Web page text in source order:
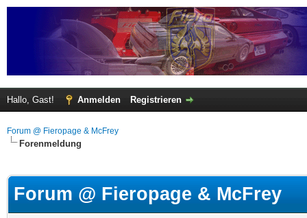
Hallo, Gast! Anmelden Registrieren
Forum @ Fieropage & McFrey
Forenmeldung
Forum @ Fieropage & McFrey